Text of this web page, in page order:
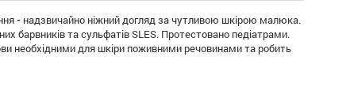
- надзвичайно ніжний догляд за чутливою шкірою малюка.
барвників та сульфатів SLES. Протестовано педіатрами.
необхідними для шкіри поживними речовинами та робить